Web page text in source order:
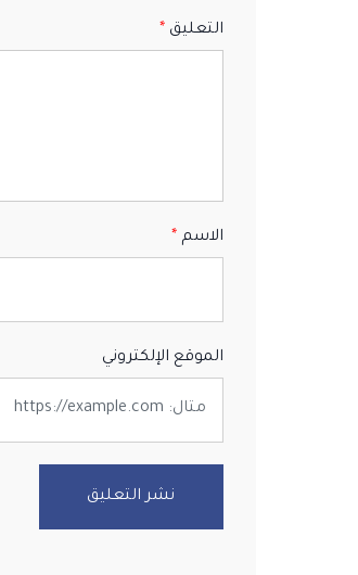
التعليق
الاسم
الموقع الإلكتروني
نشر التعليق